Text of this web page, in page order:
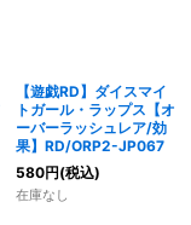
【遊戯RD】ダイスマイ
トガール・ラップス【オ
ーバーラッシュレア/効
果】RD/ORP2-JP067
580円(税込)
在庫なし